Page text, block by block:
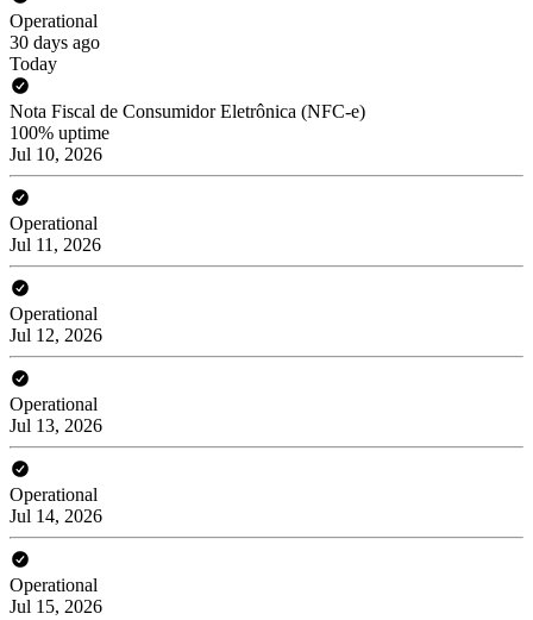
Operational
30 days ago
Today
Nota Fiscal de Consumidor Eletrônica (NFC-e)
100% uptime
Jul 10, 2026
Operational
Jul 11, 2026
Operational
Jul 12, 2026
Operational
Jul 13, 2026
Operational
Jul 14, 2026
Operational
Jul 15, 2026